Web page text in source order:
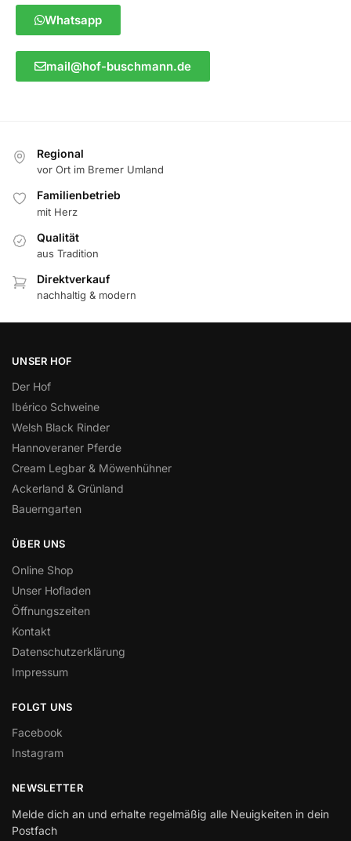
Whatsapp
mail@hof-buschmann.de
Regional
vor Ort im Bremer Umland
Familienbetrieb
mit Herz
Qualität
aus Tradition
Direktverkauf
nachhaltig & modern
UNSER HOF
Der Hof
Ibérico Schweine
Welsh Black Rinder
Hannoveraner Pferde
Cream Legbar & Möwenhühner
Ackerland & Grünland
Bauerngarten
ÜBER UNS
Online Shop
Unser Hofladen
Öffnungszeiten
Kontakt
Datenschutzerklärung
Impressum
FOLGT UNS
Facebook
Instagram
NEWSLETTER
Melde dich an und erhalte regelmäßig alle Neuigkeiten in dein
Postfach